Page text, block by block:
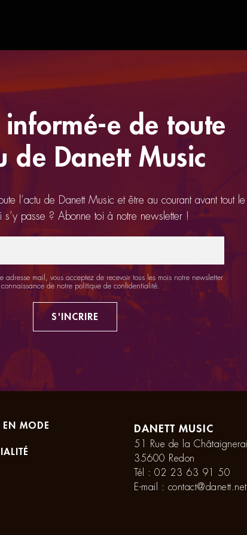
informé-e de toute
de Danett Music
l’actu de Danett Music et être au courant avant tout
s’y passe ? Abonne toi à notre newsletter !
adresse mail, vous acceptez de recevoir tous les mois notre newsletter
de notre politique de confidentialité
S'INCRIRE
MODE
DANETT MUSIC
51 Rue de la
35600 Redon
Tél : 02 23 63 91 50
E-mail : contact@danett.net